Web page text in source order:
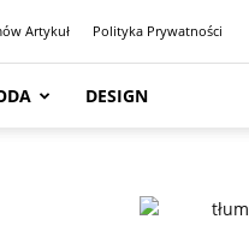
Artykuł Polityka Prywatności
DESIGN